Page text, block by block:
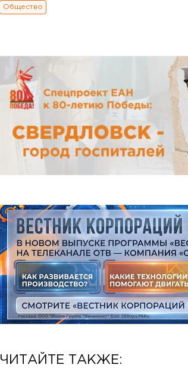
Общество
ЧИТАЙТЕ ТАКЖЕ: